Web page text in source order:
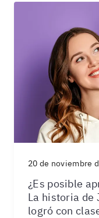
20 de noviembre
¿Es posible
La historia de
logró con